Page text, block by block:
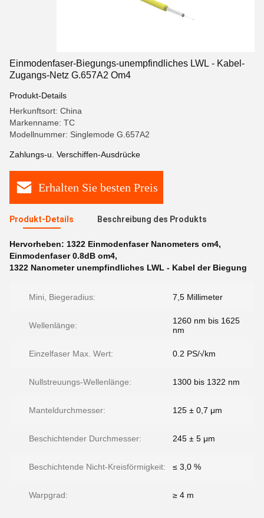
Einmodenfaser-Biegungs-unempfindliches LWL - Kabel-
Zugangs-Netz G.657A2 Om4
Produkt-Details
Herkunftsort: China
Markenname: TC
Modellnummer: Singlemode G.657A2
Zahlungs-u. Verschiffen-Ausdrücke
Erhalten Sie besten Preis
Produkt-Details Beschreibung des Produkts
Hervorheben: 1322 Einmodenfaser Nanometers om4,
Einmodenfaser 0.8dB om4,
1322 Nanometer unempfindliches LWL - Kabel der Biegung
Mini, Biegeradius: 7,5 Millimeter
Wellenlänge:
1260 nm bis 1625
nm
Einzelfaser Max. Wert: 0.2 PS/√km
Nullstreuungs-Wellenlänge: 1300 bis 1322 nm
Manteldurchmesser: 125 ± 0,7 μm
Beschichtender Durchmesser: 245 ± 5 μm
Beschichtende Nicht-Kreisförmigkeit: ≤ 3,0 %
Warpgrad: ≥ 4 m